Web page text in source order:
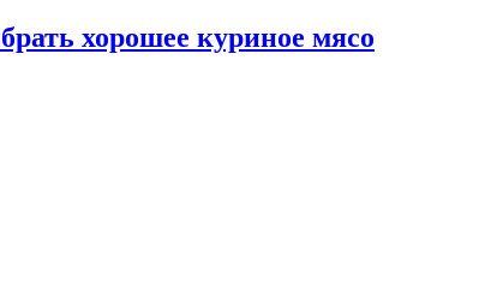
хорошее куриное мясо